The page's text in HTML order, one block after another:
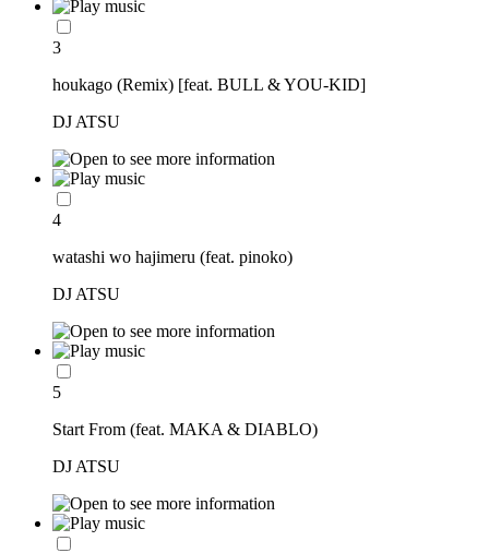
3
houkago (Remix) [feat. BULL & YOU-KID]
DJ ATSU
4
watashi wo hajimeru (feat. pinoko)
DJ ATSU
5
Start From (feat. MAKA & DIABLO)
DJ ATSU